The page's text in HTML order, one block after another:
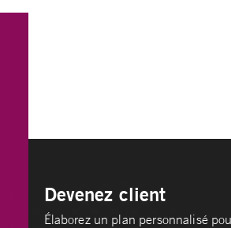
Devenez client
Élaborez un plan personnalisé